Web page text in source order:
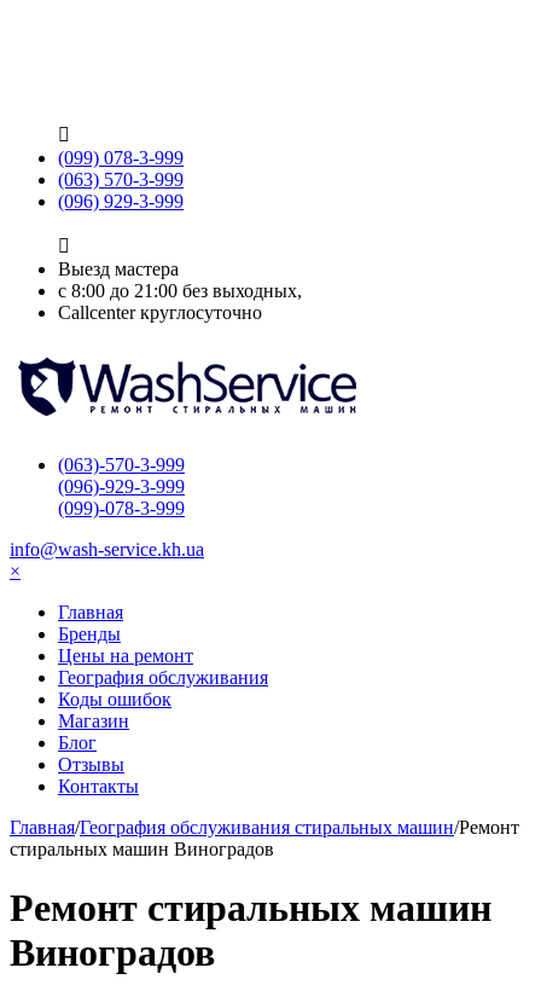

(099) 078-3-999
(063) 570-3-999
(096) 929-3-999

Выезд мастера
с 8:00 до 21:00 без выходных,
Callcenter круглосуточно
(063)-570-3-999
(096)-929-3-999
(099)-078-3-999
info@wash-service.kh.ua
×
Главная
Бренды
Цены на ремонт
География обслуживания
Коды ошибок
Магазин
Блог
Отзывы
Контакты
Главная/География обслуживания стиральных машин/Ремонт
стиральных машин Виноградов
Ремонт стиральных машин
Виноградов